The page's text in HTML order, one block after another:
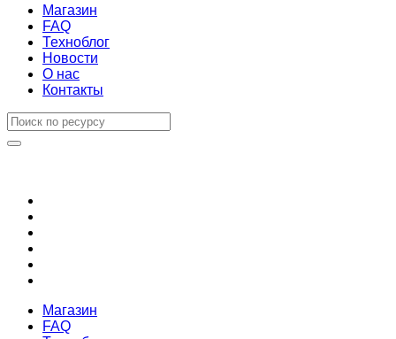
Магазин
FAQ
Техноблог
Новости
О нас
Контакты
Магазин
FAQ